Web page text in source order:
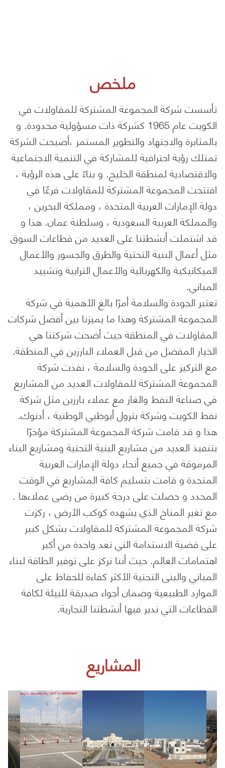
ملخص
تأسست شركة المجموعة المشتركة للمقاولات في
الكويت عام 1965 كشركة ذات مسؤولية محدودة. و
بالمثابرة والاجتهاد والتطوير المستمر ،أصبحت الشركة
تمتلك رؤية احترافية للمشاركة في التنمية الاجتماعية
والاقتصادية لمنطقة الخليج. و بناءً على هذه الرؤية ،
افتتحت المجموعة المشتركة للمقاولات فرعًا في
دولة الإمارات العربية المتحدة ، ومملكة البحرين ،
والمملكة العربية السعودية ، وسلطنة عمان. هذا و
قد اشتملت أنشطتنا على العديد من قطاعات السوق
مثل أعمال البنية التحتية والطرق والجسور والأعمال
الميكانيكية والكهربائية والأعمال الترابية وتشييد
المباني.
تعتبر الجودة والسلامة أمرًا بالغ الأهمية في شركة
المجموعة المشتركة وهذا ما يميزنا بين أفضل شركات
المقاولات في المنطقة حيث أضحت شركتنا هي
الخيار المفضل من قبل العملاء البارزين في المنطقة.
مع التركيز على الجودة والسلامة ، نفذت شركة
المجموعة المشتركة للمقاولات العديد من المشاريع
في صناعة النفط والغاز مع عملاء بارزين مثل شركة
نفط الكويت وشركة بترول أبوظبي الوطنية ، أدنوك.
هذا و قد قامت شركة المجموعة المشتركة مؤخرًا
بتنفيذ العديد من مشاريع البنية التحتية ومشاريع البناء
المرموقة في جميع أنحاء دولة الإمارات العربية
المتحدة و قامت بتسليم كافة المشاريع في الوقت
المحدد و حصلت على درجة كبيرة من رضى عملاءها .
مع تغير المناخ الذي يشهده كوكب الأرض ، ركزت
شركة المجموعة المشتركة للمقاولات بشكل كبير
على قضية الاستدامة التي تعد واحدة من أكبر
اهتمامات العالم. حيث أننا نركز على توفير الطاقة لبناء
المباني والبنى التحتية الأكثر كفاءة للحفاظ على
الموارد الطبيعية وضمان أجواء صديقة للبيئة لكافة
القطاعات التي ندير فيها أنشطتنا التجارية.
المشاريع